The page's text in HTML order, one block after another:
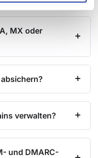
MX oder
verwalten?
und DMARC-